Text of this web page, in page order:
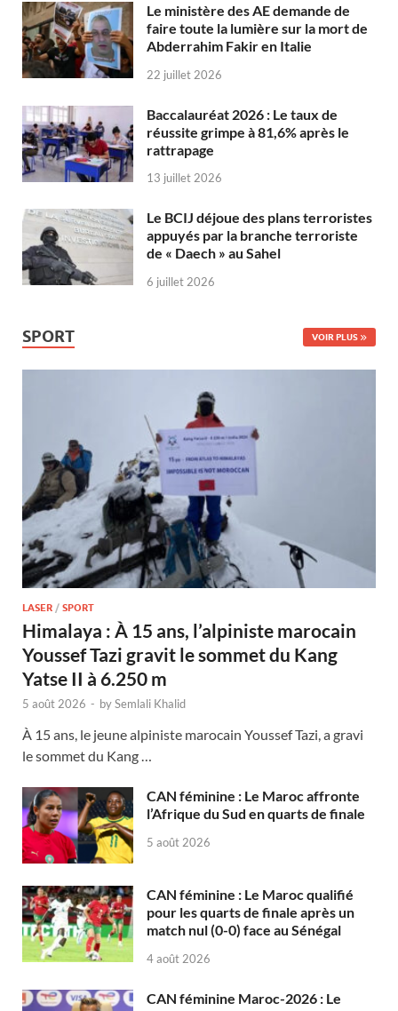
Le ministère des AE demande de
faire toute la lumière sur la mort de
Abderrahim Fakir en Italie
22 juillet 2026
Baccalauréat 2026 : Le taux de
réussite grimpe à 81,6% après le
rattrapage
13 juillet 2026
Le BCIJ déjoue des plans terroristes
appuyés par la branche terroriste
de « Daech » au Sahel
6 juillet 2026
SPORT VOIR PLUS
LASER / SPORT
Himalaya : À 15 ans, l’alpiniste marocain
Youssef Tazi gravit le sommet du Kang
Yatse II à 6.250 m
5 août 2026 - bySemlali Khalid
À 15 ans, le jeune alpiniste marocain Youssef Tazi, a gravi
le sommet du Kang …
CAN féminine : Le Maroc affronte
l’Afrique du Sud en quarts de finale
5 août 2026
CAN féminine : Le Maroc qualifié
pour les quarts de finale après un
match nul (0-0) face au Sénégal
4 août 2026
CAN féminine Maroc-2026 : Le